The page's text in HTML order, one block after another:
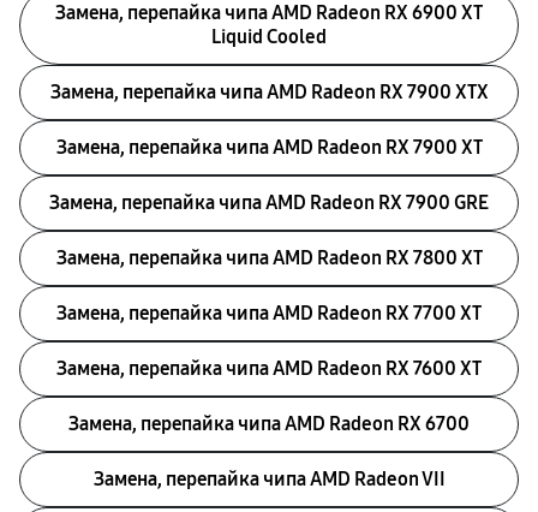
Замена, перепайка чипа AMD Radeon RX 6900 XT
Liquid Cooled
Замена, перепайка чипа AMD Radeon RX 7900 XTX
Замена, перепайка чипа AMD Radeon RX 7900 XT
Замена, перепайка чипа AMD Radeon RX 7900 GRE
Замена, перепайка чипа AMD Radeon RX 7800 XT
Замена, перепайка чипа AMD Radeon RX 7700 XT
Замена, перепайка чипа AMD Radeon RX 7600 XT
Замена, перепайка чипа AMD Radeon RX 6700
Замена, перепайка чипа AMD Radeon VII